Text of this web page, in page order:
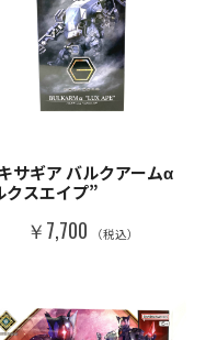
サギア バルクアームα
クスエイプ”
￥7,700 （税込）